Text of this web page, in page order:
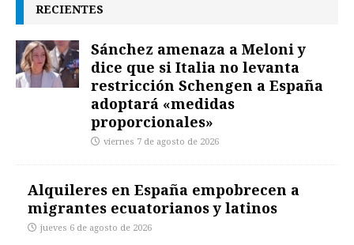
RECIENTES
Sánchez amenaza a Meloni y
dice que si Italia no levanta
restricción Schengen a España
adoptará «medidas
proporcionales»
viernes 7 de agosto de 2026
Alquileres en España empobrecen a
migrantes ecuatorianos y latinos
jueves 6 de agosto de 2026